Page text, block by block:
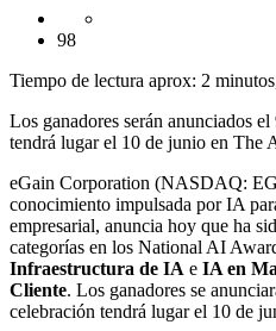
98
Tiempo de lectura aprox: 2
Los ganadores serán anunciados
tendrá lugar el 10 de junio en The
eGain Corporation (NASDAQ:
conocimiento impulsada por IA
empresarial, anuncia hoy que ha
categorías en los National AI
Infraestructura de IA e IA en
Cliente. Los ganadores se
celebración tendrá lugar el 10 de